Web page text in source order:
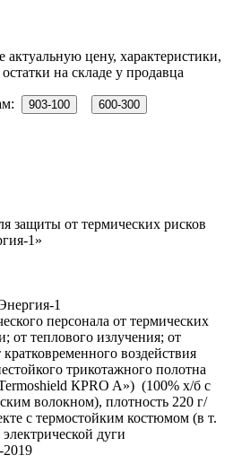
актуальную цену, характеристики,
на складе у продавца
903-100 600-300
защиты от термических рисков
1»
см2
1
персонала от термических
от теплового излучения; от
воздействия
трикотажного полотна
КPRO A») (100% х/б с
волокном), плотность 220 г/
с термостойким костюмом (в т.
дуги